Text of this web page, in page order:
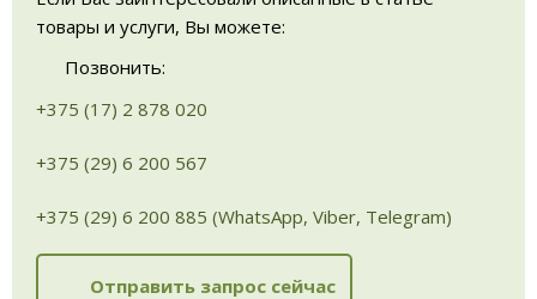
товары и услуги, Вы можете:
Позвонить:
+375 (17) 2 878 020
+375 (29) 6 200 567
+375 (29) 6 200 885 (WhatsApp, Viber, Telegram)
Отправить запрос сейчас